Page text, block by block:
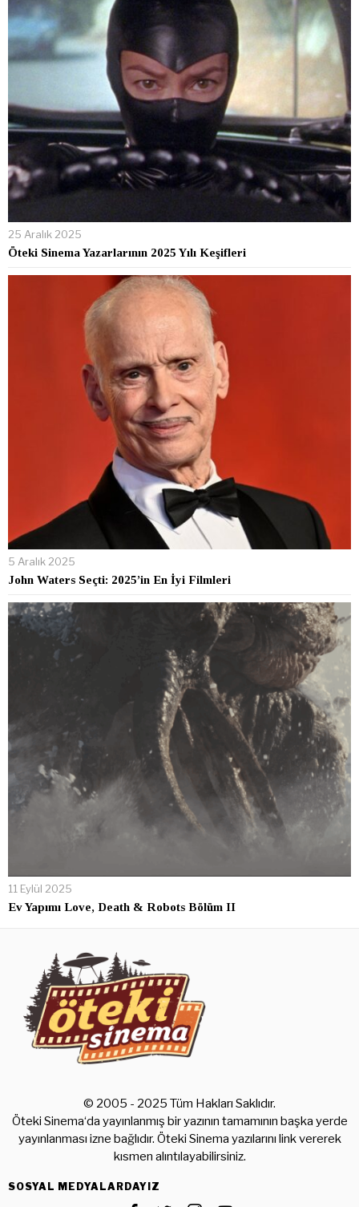
25 Aralık 2025
Öteki Sinema Yazarlarının 2025 Yılı Keşifleri
5 Aralık 2025
John Waters Seçti: 2025’in En İyi Filmleri
11 Eylül 2025
Ev Yapımı Love, Death & Robots Bölüm II
© 2005 - 2025 Tüm Hakları Saklıdır.
Öteki Sinema‘da yayınlanmış bir yazının tamamının başka yerde
yayınlanması izne bağlıdır. Öteki Sinema yazılarını link vererek
kısmen alıntılayabilirsiniz.
SOSYAL MEDYALARDAYIZ